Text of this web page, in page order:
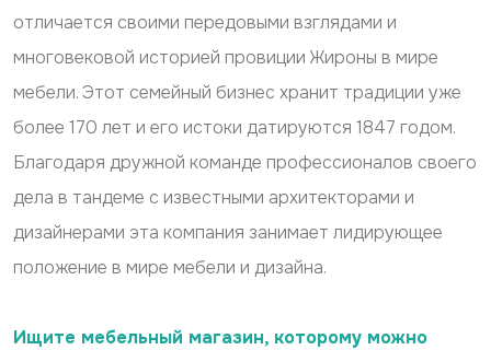
отличается своими передовыми взглядами и
многовековой историей провиции Жироны в мире
мебели. Этот семейный бизнес хранит традиции уже
более 170 лет и его истоки датируются 1847 годом.
Благодаря дружной команде профессионалов своего
дела в тандеме с известными архитекторами и
дизайнерами эта компания занимает лидирующее
положение в мире мебели и дизайна.
Ищите мебельный магазин, которому можно